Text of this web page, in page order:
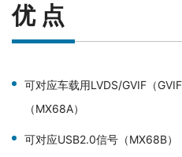
优 点
可对应车载用LVDS/GVIF（
（MX68A）
可对应USB2.0信号（MX68B）